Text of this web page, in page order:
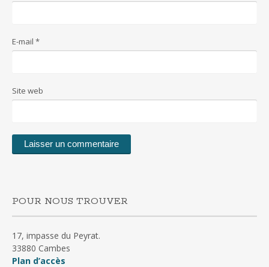
E-mail *
Site web
POUR NOUS TROUVER
17, impasse du Peyrat.
33880 Cambes
Plan d’accès